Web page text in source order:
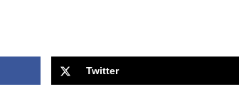
Twitter